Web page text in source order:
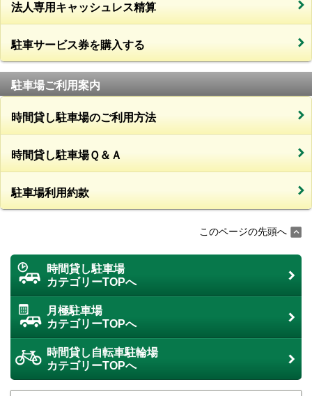
法人専用キャッシュレス精算
駐車サービス券を購入する
駐車場ご利用案内
時間貸し駐車場のご利用方法
時間貸し駐車場Ｑ＆Ａ
駐車場利用約款
このページの先頭へ
時間貸し駐車場
カテゴリーTOPへ
月極駐車場
カテゴリーTOPへ
時間貸し自転車駐輪場
カテゴリーTOPへ